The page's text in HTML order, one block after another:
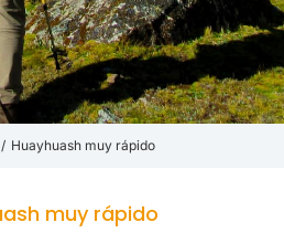
Huayhuash muy rápido
muy rápido